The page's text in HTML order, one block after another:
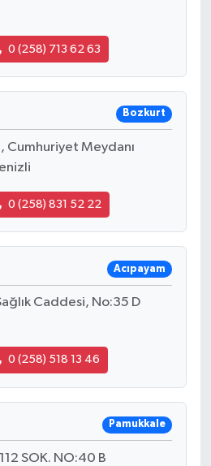
0 (258) 713 62 63
Bozkurt
Cumhuriyet Meydanı
0 (258) 831 52 22
Acıpayam
Caddesi, No:35 D
0 (258) 518 13 46
Pamukkale
SOK. NO:40 B